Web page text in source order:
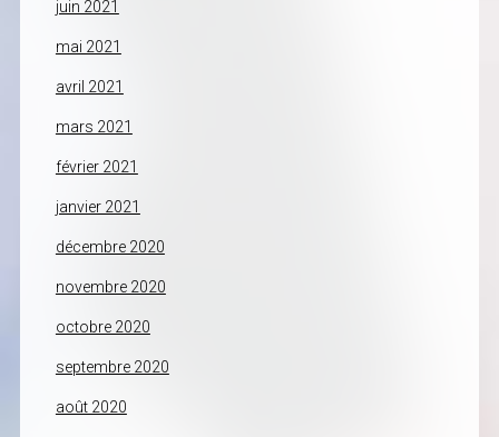
juin 2021
mai 2021
avril 2021
mars 2021
février 2021
janvier 2021
décembre 2020
novembre 2020
octobre 2020
septembre 2020
août 2020